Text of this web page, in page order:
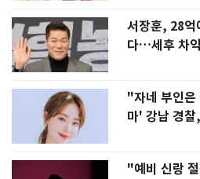
서장훈, 28억
다…세후 차
"자네 부인
마' 강남 경찰
"예비 신랑